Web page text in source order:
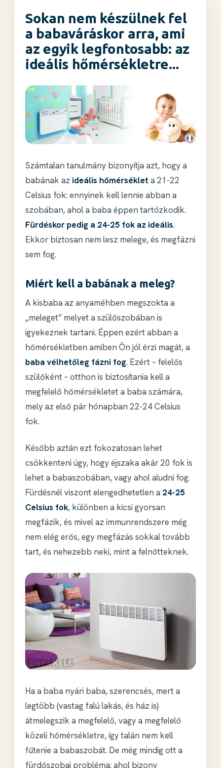
Sokan nem készülnek fel
a babaváráskor arra, ami
az egyik legfontosabb: az
ideális hőmérsékletre...
Számtalan tanulmány bizonyítja azt, hogy a
babának az ideális hőmérséklet a 21-22
Celsius fok: ennyinek kell lennie abban a
szobában, ahol a baba éppen tartózkodik.
Fürdéskor pedig a 24-25 fok az ideális.
Ekkor biztosan nem lesz melege, és megfázni
sem fog.
Miért kell a babának a meleg?
A kisbaba az anyaméhben megszokta a
„meleget” melyet a szülőszobában is
igyekeznek tartani. Éppen ezért abban a
hőmérsékletben amiben Ön jól érzi magát, a
baba vélhetőleg fázni fog. Ezért – felelős
szülőként – otthon is biztosítania kell a
megfelelő hőmérsékletet a baba számára,
mely az első pár hónapban 22-24 Celsius
fok.
Később aztán ezt fokozatosan lehet
csökkenteni úgy, hogy éjszaka akár 20 fok is
lehet a babaszobában, vagy ahol aludni fog.
Fürdésnél viszont elengedhetetlen a 24-25
Celsius fok, különben a kicsi gyorsan
megfázik, és mivel az immunrendszere még
nem elég erős, egy megfázás sokkal tovább
tart, és nehezebb neki, mint a felnőtteknek.
Ha a baba nyári baba, szerencsés, mert a
legtöbb (vastag falú lakás, és ház is)
átmelegszik a megfelelő, vagy a megfelelő
közeli hőmérsékletre, így talán nem kell
fűtenie a babaszobát. De még mindig ott a
fürdőszobai probléma: ahol bizony